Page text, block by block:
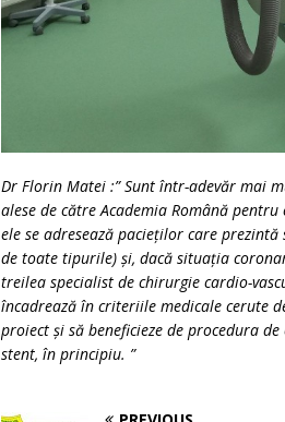
Dr Florin Matei :” Sunt într-adevăr mai
alese de către Academia Română
ele se adresează pacieților care
de toate tipurile) și, dacă situația
treilea specialist de chirurgie cardio-
încadrează în criteriile medicale cerute
proiect și să beneficieze de procedura
stent, în principiu. ”